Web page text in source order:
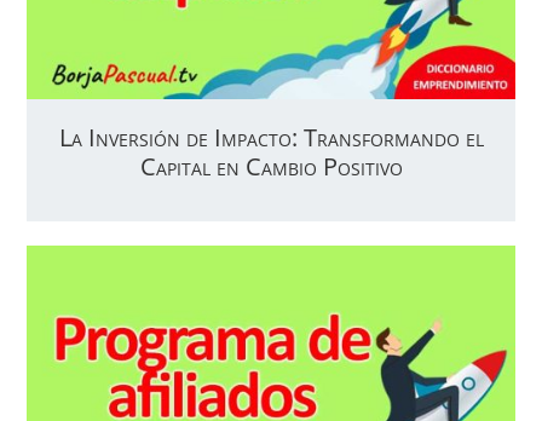
La Inversión de Impacto: Transformando el
Capital en Cambio Positivo